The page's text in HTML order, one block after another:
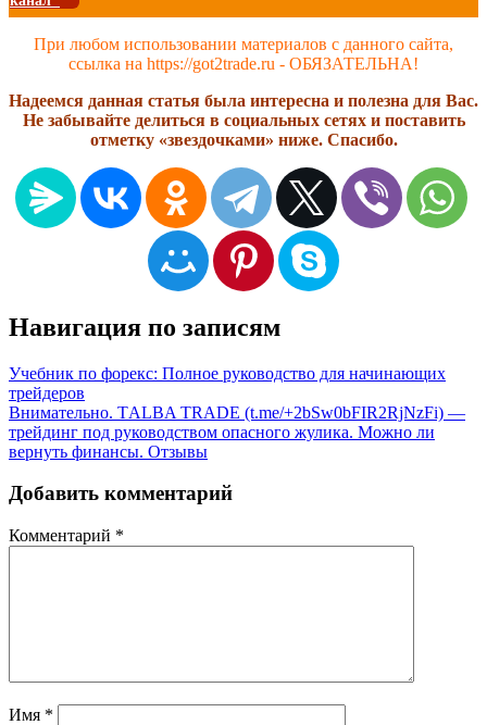
При любом использовании материалов с данного сайта,
ссылка на https://got2trade.ru - ОБЯЗАТЕЛЬНА!
Надеемся данная статья была интересна и полезна для Вас.
Не забывайте делиться в социальных сетях и поставить
отметку «звездочками» ниже. Спасибо.
Навигация по записям
Учебник по форекс: Полное руководство для начинающих
трейдеров
Внимательно. ТALBA TRADE (t.me/+2bSw0bFIR2RjNzFi) —
трейдинг под руководством опасного жулика. Можно ли
вернуть финансы. Отзывы
Добавить комментарий
Комментарий *
Имя *